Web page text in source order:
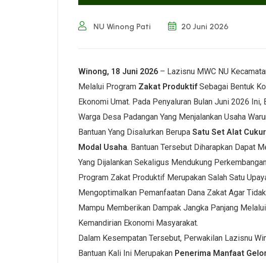
NU Winong Pati 20 Juni 2026
Winong, 18 Juni 2026 – Lazisnu MWC NU
Melalui Program Zakat Produktif Sebagai Bentuk
Ekonomi Umat. Pada Penyaluran Bulan Juni 2026 Ini,
Warga Desa Padangan Yang Menjalankan Usaha
Bantuan Yang Disalurkan Berupa Satu Set Alat
Modal Usaha. Bantuan Tersebut Diharapkan Dapat
Yang Dijalankan Sekaligus Mendukung
Program Zakat Produktif Merupakan Salah Satu
Mengoptimalkan Pemanfaatan Dana Zakat Agar
Mampu Memberikan Dampak Jangka Panjang
Kemandirian Ekonomi Masyarakat.
Dalam Kesempatan Tersebut, Perwakilan Lazisnu
Bantuan Kali Ini Merupakan Penerima Manfaat